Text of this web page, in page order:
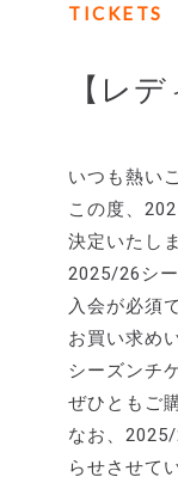
TICKETS
【レ
いつも熱い
この度、
決定いたし
2025/26シ
入会が必須
お買い求め
シーズンチ
ぜひともご
なお、
らせさせて